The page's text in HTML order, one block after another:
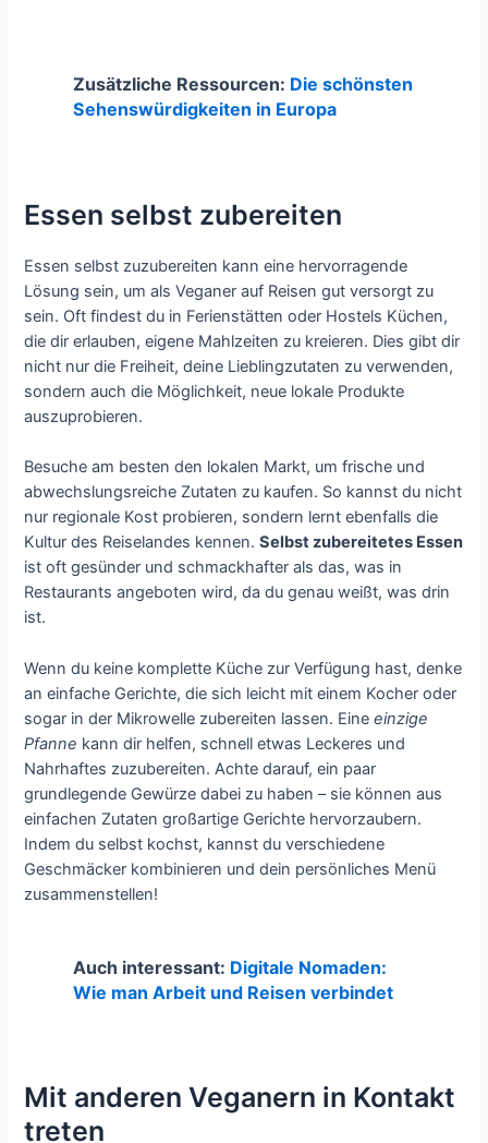
Zusätzliche Ressourcen: Die schönsten
Sehenswürdigkeiten in Europa
Essen selbst zubereiten
Essen selbst zuzubereiten kann eine hervorragende
Lösung sein, um als Veganer auf Reisen gut versorgt zu
sein. Oft findest du in Ferienstätten oder Hostels Küchen,
die dir erlauben, eigene Mahlzeiten zu kreieren. Dies gibt dir
nicht nur die Freiheit, deine Lieblingzutaten zu verwenden,
sondern auch die Möglichkeit, neue lokale Produkte
auszuprobieren.
Besuche am besten den lokalen Markt, um frische und
abwechslungsreiche Zutaten zu kaufen. So kannst du nicht
nur regionale Kost probieren, sondern lernt ebenfalls die
Kultur des Reiselandes kennen.Selbst zubereitetes Essen
ist oft gesünder und schmackhafter als das, was in
Restaurants angeboten wird, da du genau weißt, was drin
ist.
Wenn du keine komplette Küche zur Verfügung hast, denke
an einfache Gerichte, die sich leicht mit einem Kocher oder
sogar in der Mikrowelle zubereiten lassen. Eineeinzige
Pfanne kann dir helfen, schnell etwas Leckeres und
Nahrhaftes zuzubereiten. Achte darauf, ein paar
grundlegende Gewürze dabei zu haben – sie können aus
einfachen Zutaten großartige Gerichte hervorzaubern.
Indem du selbst kochst, kannst du verschiedene
Geschmäcker kombinieren und dein persönliches Menü
zusammenstellen!
Auch interessant: Digitale Nomaden:
Wie man Arbeit und Reisen verbindet
Mit anderen Veganern in Kontakt
treten